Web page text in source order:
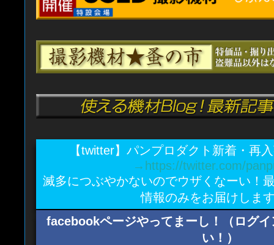
【twitter】パンプロダクト新着・再
→https://twitter.com/
滅多につぶやかないのでウザくなーい！
情報のみをお届けしま
facebookページやってまーし！（ログ
い！）